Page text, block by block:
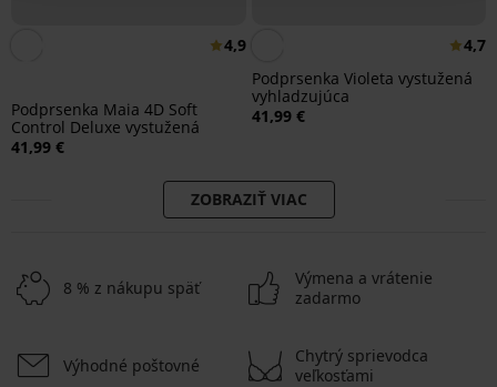
4,9
Podprsenka Maia 4D Soft
Control Deluxe vystužená
41,99 €
4,7
Podprsenka Violeta vystužená
vyhladzujúca
41,99 €
ZOBRAZIŤ VIAC
8 % z nákupu späť
Výmena a vrátenie
zadarmo
Výhodné poštovné
Chytrý sprievodca
veľkosťami